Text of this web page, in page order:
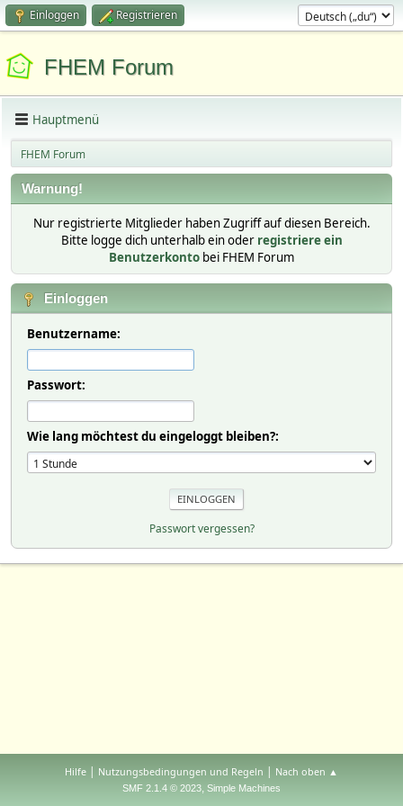
Einloggen Registrieren
FHEM Forum
Hauptmenü
FHEM Forum
Warnung!
Nur registrierte Mitglieder haben Zugriff auf diesen Bereich.
Bitte logge dich unterhalb ein oder registriere ein
Benutzerkonto bei FHEM Forum
Einloggen
Benutzername:
Passwort:
Wie lang möchtest du eingeloggt bleiben?:
Passwort vergessen?
Hilfe | Nutzungsbedingungen und Regeln | Nach oben ▲
SMF 2.1.4 © 2023, Simple Machines